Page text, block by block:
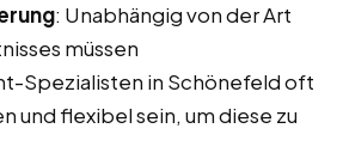
: Unabhängig von der Art
müssen
Spezialisten in Schönefeld oft
und flexibel sein, um diese zu